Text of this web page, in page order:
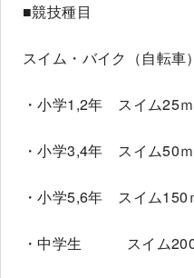
■競技種目
スイム・バイク（自転車
・小学1,2年 スイム25
・小学3,4年 スイム50
・小学5,6年 スイム150
・中学生 スイム200